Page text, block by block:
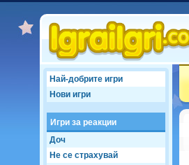
Най-добрите игри
Нови игри
Игри за реакции
Доч
Не се страхувай